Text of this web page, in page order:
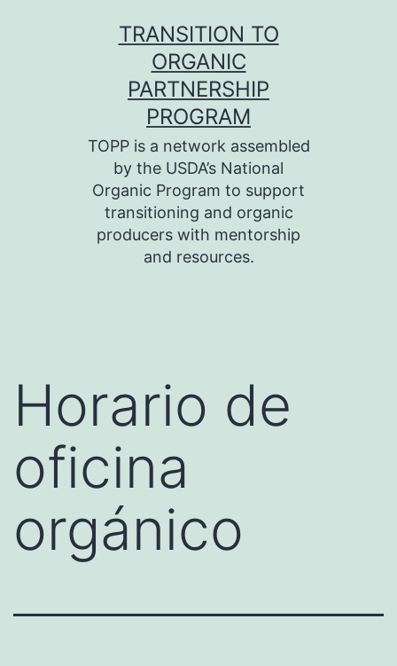
TRANSITION TO
ORGANIC
PARTNERSHIP
PROGRAM
TOPP is a network assembled
by the USDA’s National
Organic Program to support
transitioning and organic
producers with mentorship
and resources.
Horario de
oficina
orgánico